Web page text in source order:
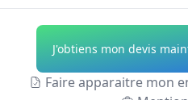
Traitement
d'Humidité des
Murs
Montignargues
J'obtiens mon devis
Faire apparaitre mon